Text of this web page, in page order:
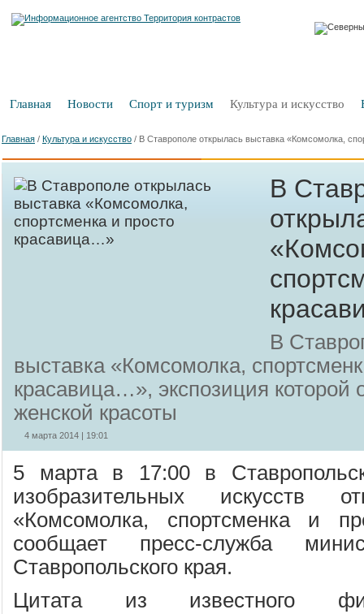
Главная Новости Спорт и туризм Культура и искусство
Главная / Культура и искусство / В Ставрополе открылась выставка «Комсомолка,
В
В
выставка «Комсомолка,
красавица…», экспозиция которой
женской красоты
4 марта 2014 | 19:01
5 марта в 17:00 в
изобразительных искусств
«Комсомолка, спортсменка и
сообщает пресс-служба
Ставропольского края.
Цитата из известного